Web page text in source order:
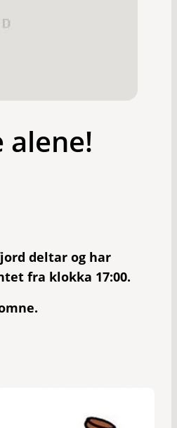
alene!
deltar og har
fra klokka 17:00.